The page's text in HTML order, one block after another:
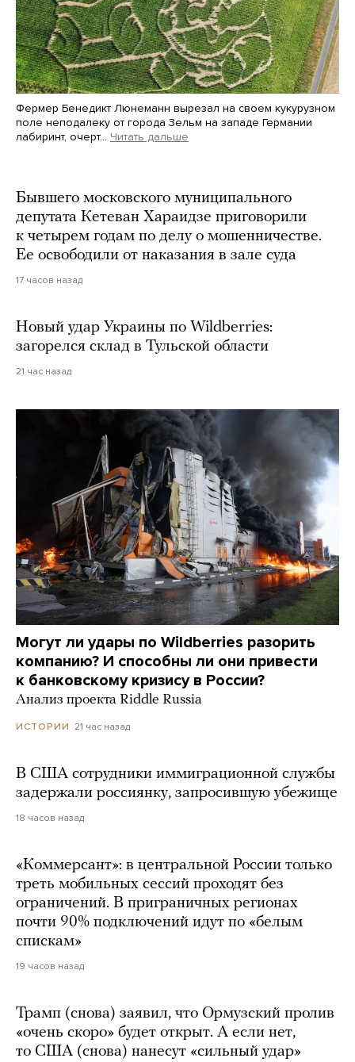
Фермер Бенедикт Люнеманн вырезал на своем кукурузном
поле неподалеку от города Зельм на западе Германии
лабиринт, очерт… Читать дальше
Бывшего московского муниципального
депутата Кетеван Хараидзе приговорили
к четырем годам по делу о мошенничестве.
Ее освободили от наказания в зале суда
17 часов назад
Новый удар Украины по Wildberries:
загорелся склад в Тульской области
21 час назад
Могут ли удары по Wildberries разорить
компанию? И способны ли они привести
к банковскому кризису в России?
Анализ проекта Riddle Russia
ИСТОРИИ 21 час назад
В США сотрудники иммиграционной службы
задержали россиянку, запросившую убежище
18 часов назад
«Коммерсант»: в центральной России только
треть мобильных сессий проходят без
ограничений. В приграничных регионах
почти 90% подключений идут по «белым
спискам»
19 часов назад
Трамп (снова) заявил, что Ормузский пролив
«очень скоро» будет открыт. А если нет,
то США (снова) нанесут «сильный удар»